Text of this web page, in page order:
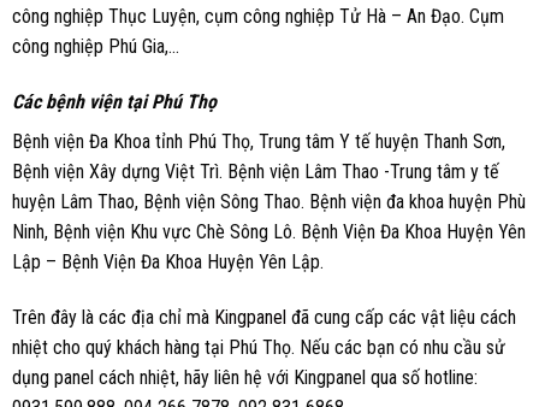
công nghiệp Thục Luyện, cụm công nghiệp Tử Hà – An Đạo. Cụm
công nghiệp Phú Gia,…
Các bệnh viện tại Phú Thọ
Bệnh viện Đa Khoa tỉnh Phú Thọ, Trung tâm Y tế huyện Thanh Sơn,
Bệnh viện Xây dựng Việt Trì. Bệnh viện Lâm Thao -Trung tâm y tế
huyện Lâm Thao, Bệnh viện Sông Thao. Bệnh viện đa khoa huyện Phù
Ninh, Bệnh viện Khu vực Chè Sông Lô. Bệnh Viện Đa Khoa Huyện Yên
Lập – Bệnh Viện Đa Khoa Huyện Yên Lập.
Trên đây là các địa chỉ mà Kingpanel đã cung cấp các vật liệu cách
nhiệt cho quý khách hàng tại Phú Thọ. Nếu các bạn có nhu cầu sử
dụng panel cách nhiệt, hãy liên hệ với Kingpanel qua số hotline: